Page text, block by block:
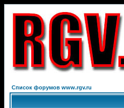
Список форумов www.rgv.ru